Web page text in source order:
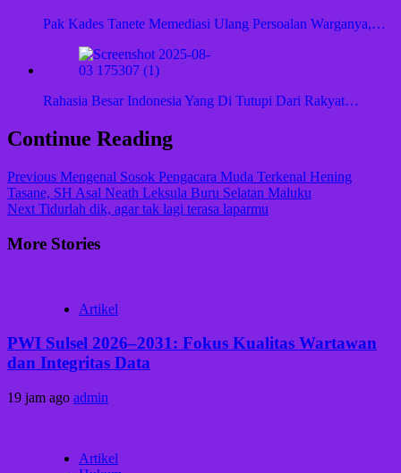
Pak Kades Tanete Memediasi Ulang Persoalan Warganya,…
Rahasia Besar Indonesia Yang Di Tutupi Dari Rakyat…
Continue Reading
Previous Mengenal Sosok Pengacara Muda Terkenal Hening
Tasane, SH Asal Neath Leksula Buru Selatan Maluku
Next Tidurlah dik, agar tak lagi terasa laparmu
More Stories
Artikel
PWI Sulsel 2026–2031: Fokus Kualitas Wartawan
dan Integritas Data
19 jam ago admin
Artikel